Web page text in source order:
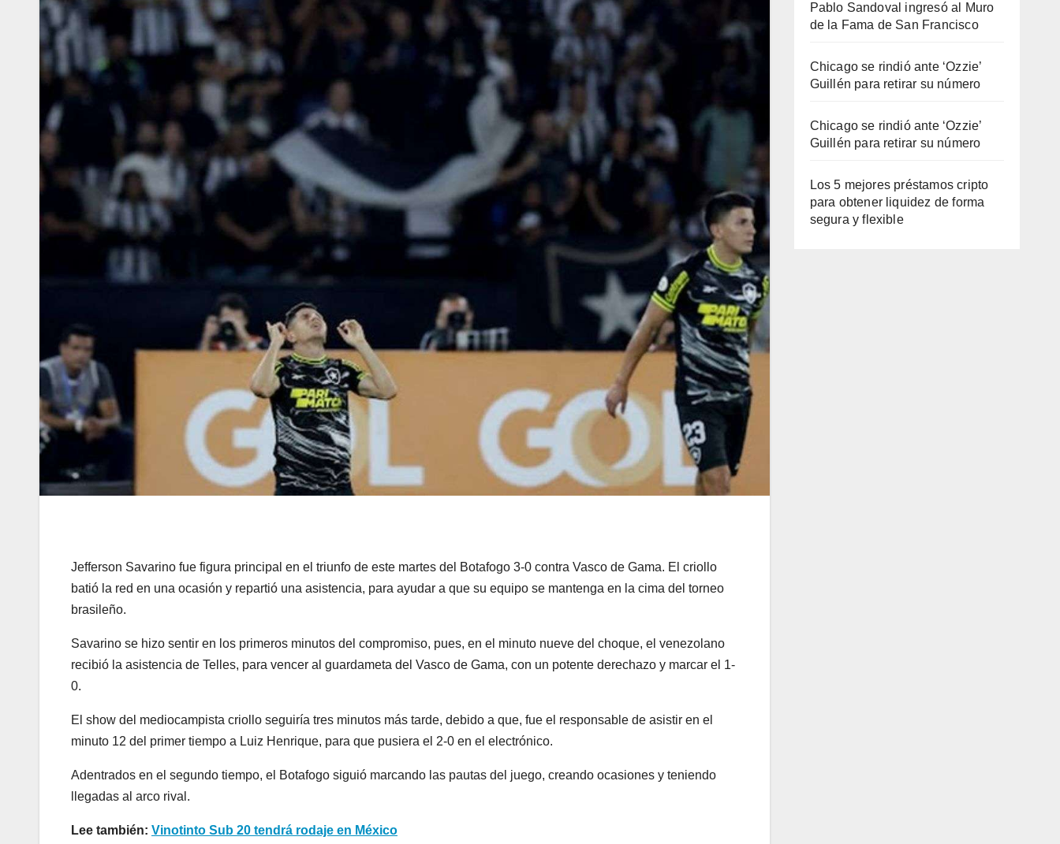
Jefferson Savarino fue figura principal en el triunfo de este martes del Botafogo 3-0 contra Vasco de Gama. El criollo
batió la red en una ocasión y repartió una asistencia, para ayudar a que su equipo se mantenga en la cima del torneo
brasileño.
Savarino se hizo sentir en los primeros minutos del compromiso, pues, en el minuto nueve del choque, el venezolano
recibió la asistencia de Telles, para vencer al guardameta del Vasco de Gama, con un potente derechazo y marcar el 1-
0.
El show del mediocampista criollo seguiría tres minutos más tarde, debido a que, fue el responsable de asistir en el
minuto 12 del primer tiempo a Luiz Henrique, para que pusiera el 2-0 en el electrónico.
Adentrados en el segundo tiempo, el Botafogo siguió marcando las pautas del juego, creando ocasiones y teniendo
llegadas al arco rival.
Lee también: Vinotinto Sub 20 tendrá rodaje en México
Pablo Sandoval ingresó al Muro
de la Fama de San Francisco
Chicago se rindió ante ‘Ozzie’
Guillén para retirar su número
Chicago se rindió ante ‘Ozzie’
Guillén para retirar su número
Los 5 mejores préstamos cripto
para obtener liquidez de forma
segura y flexible